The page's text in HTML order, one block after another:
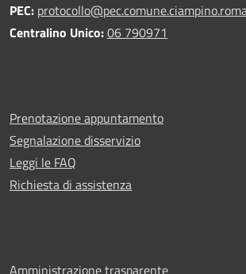
PEC:
Centralino Unico:06 790971
Prenotazione appuntamento
Segnalazione disservizio
Leggi le FAQ
Richiesta di assistenza